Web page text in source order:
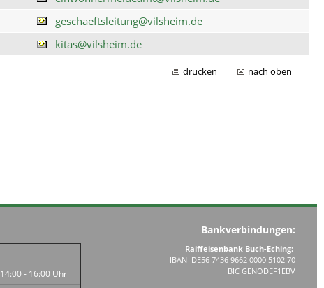
geschaeftsleitung@vilsheim.de
kitas@vilsheim.de
drucken nach oben
---
14:00 - 16:00 Uhr
Bankverbindungen:
Raiffeisenbank Buch-Eching:
IBAN DE56 7436 9662 0000 5102 70
BIC GENODEF1EBV